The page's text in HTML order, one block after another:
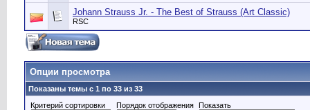
Johann Strauss Jr. - The Best of Strauss (Art Classic)
RSC
Опции просмотра
Показаны темы с 1 по 33 из 33
Критерий сортировки
Порядок отображения Показать